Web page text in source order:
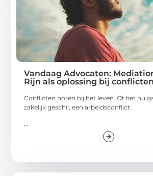
Vandaag Advocaten:
Rijn als oplossing bij conflicten
Conflicten horen bij het leven. Of het nu
zakelijk geschil, een arbeidsconflict
...